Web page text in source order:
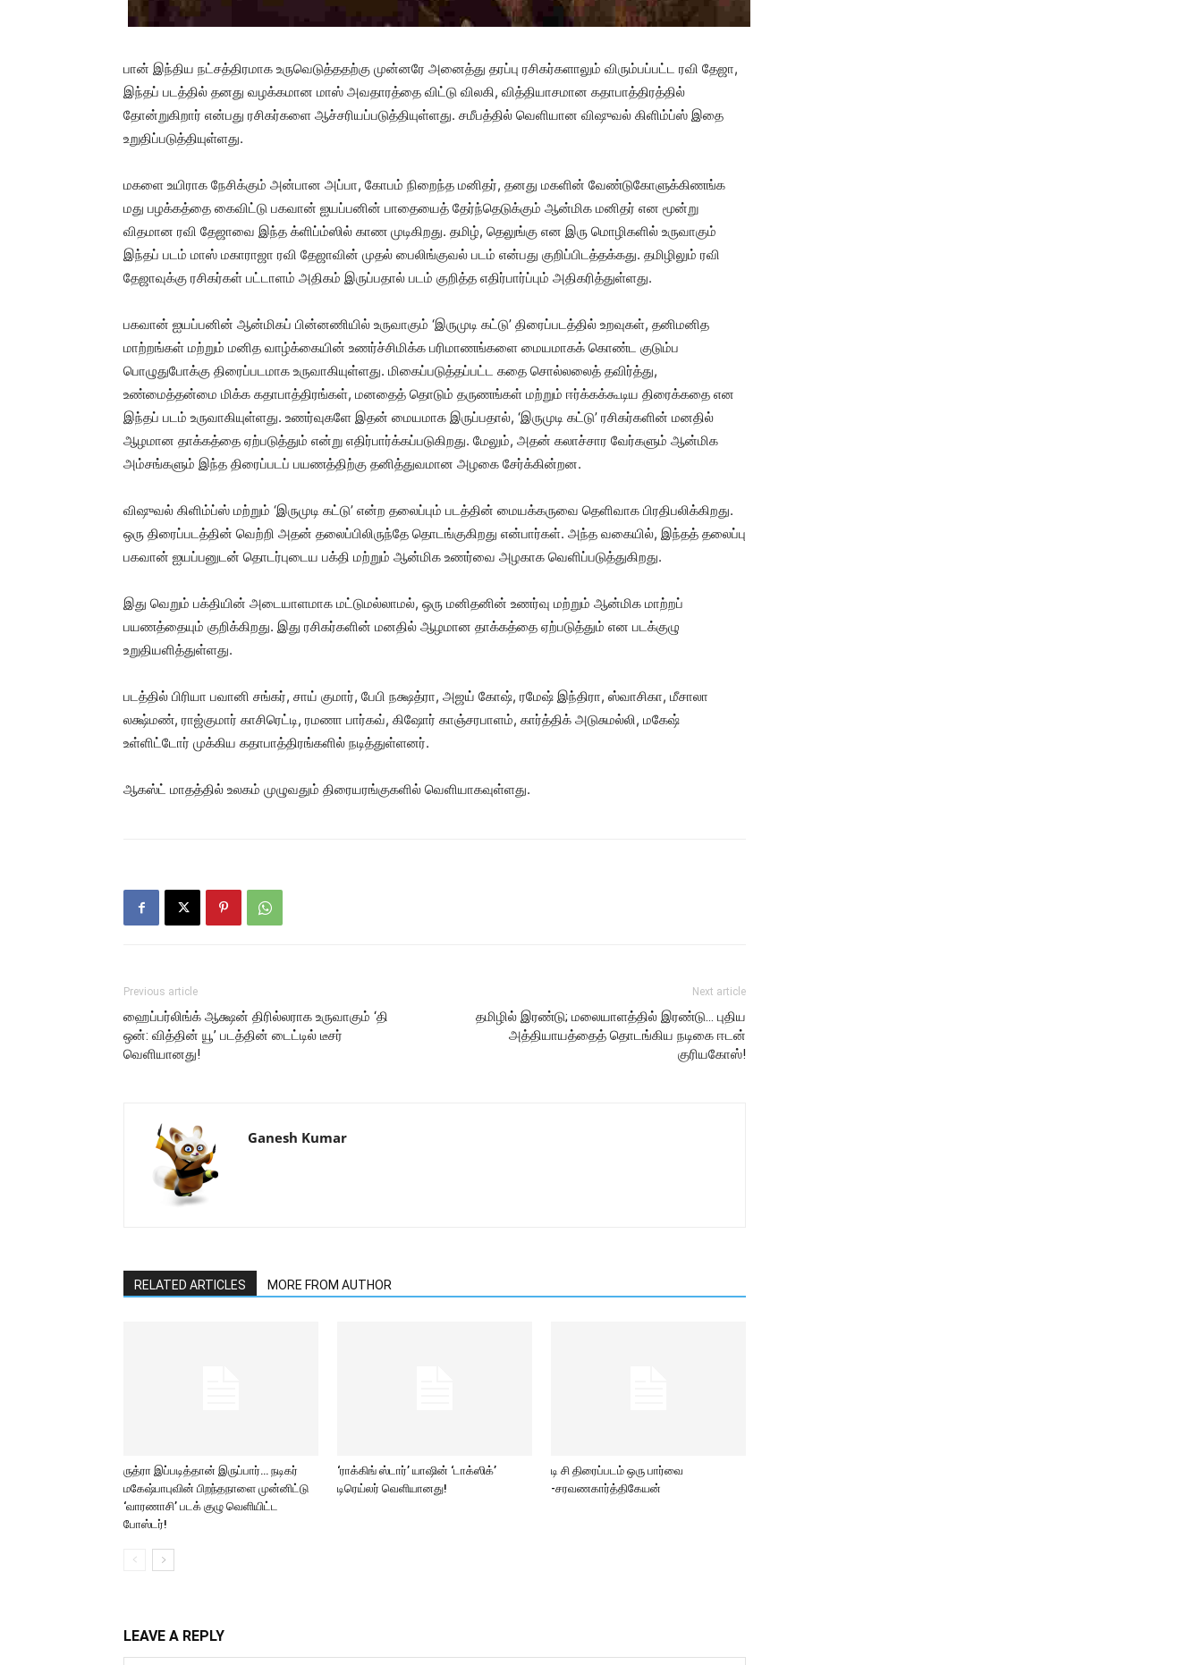
பான் இந்திய நட்சத்திரமாக உருவெடுத்ததற்கு முன்னரே அனைத்து தரப்பு ரசிகர்களாலும் விரும்பப்பட்ட ரவி தேஜா,
இந்தப் படத்தில் தனது வழக்கமான மாஸ் அவதாரத்தை விட்டு விலகி, வித்தியாசமான கதாபாத்திரத்தில்
தோன்றுகிறார் என்பது ரசிகர்களை ஆச்சரியப்படுத்தியுள்ளது. சமீபத்தில் வெளியான விஷுவல் கிளிம்ப்ஸ் இதை
உறுதிப்படுத்தியுள்ளது.
மகளை உயிராக நேசிக்கும் அன்பான அப்பா, கோபம் நிறைந்த மனிதர், தனது மகளின் வேண்டுகோளுக்கிணங்க
மது பழக்கத்தை கைவிட்டு பகவான் ஐயப்பனின் பாதையைத் தேர்ந்தெடுக்கும் ஆன்மிக மனிதர் என மூன்று
விதமான ரவி தேஜாவை இந்த க்ளிப்ம்ஸில் காண முடிகிறது. தமிழ், தெலுங்கு என இரு மொழிகளில் உருவாகும்
இந்தப் படம் மாஸ் மகாராஜா ரவி தேஜாவின் முதல் பைலிங்குவல் படம் என்பது குறிப்பிடத்தக்கது. தமிழிலும் ரவி
தேஜாவுக்கு ரசிகர்கள் பட்டாளம் அதிகம் இருப்பதால் படம் குறித்த எதிர்பார்ப்பும் அதிகரித்துள்ளது.
பகவான் ஐயப்பனின் ஆன்மிகப் பின்னணியில் உருவாகும் ‘இருமுடி கட்டு’ திரைப்படத்தில் உறவுகள், தனிமனித
மாற்றங்கள் மற்றும் மனித வாழ்க்கையின் உணர்ச்சிமிக்க பரிமாணங்களை மையமாகக் கொண்ட குடும்ப
பொழுதுபோக்கு திரைப்படமாக உருவாகியுள்ளது. மிகைப்படுத்தப்பட்ட கதை சொல்லலைத் தவிர்த்து,
உண்மைத்தன்மை மிக்க கதாபாத்திரங்கள், மனதைத் தொடும் தருணங்கள் மற்றும் ஈர்க்கக்கூடிய திரைக்கதை என
இந்தப் படம் உருவாகியுள்ளது. உணர்வுகளே இதன் மையமாக இருப்பதால், ‘இருமுடி கட்டு’ ரசிகர்களின் மனதில்
ஆழமான தாக்கத்தை ஏற்படுத்தும் என்று எதிர்பார்க்கப்படுகிறது. மேலும், அதன் கலாச்சார வேர்களும் ஆன்மிக
அம்சங்களும் இந்த திரைப்படப் பயணத்திற்கு தனித்துவமான அழகை சேர்க்கின்றன.
விஷுவல் கிளிம்ப்ஸ் மற்றும் ‘இருமுடி கட்டு’ என்ற தலைப்பும் படத்தின் மையக்கருவை தெளிவாக பிரதிபலிக்கிறது.
ஒரு திரைப்படத்தின் வெற்றி அதன் தலைப்பிலிருந்தே தொடங்குகிறது என்பார்கள். அந்த வகையில், இந்தத் தலைப்பு
பகவான் ஐயப்பனுடன் தொடர்புடைய பக்தி மற்றும் ஆன்மிக உணர்வை அழகாக வெளிப்படுத்துகிறது.
இது வெறும் பக்தியின் அடையாளமாக மட்டுமல்லாமல், ஒரு மனிதனின் உணர்வு மற்றும் ஆன்மிக மாற்றப்
பயணத்தையும் குறிக்கிறது. இது ரசிகர்களின் மனதில் ஆழமான தாக்கத்தை ஏற்படுத்தும் என படக்குழு
உறுதியளித்துள்ளது.
படத்தில் பிரியா பவானி சங்கர், சாய் குமார், பேபி நக்ஷத்ரா, அஜய் கோஷ், ரமேஷ் இந்திரா, ஸ்வாசிகா, மீசாலா
லக்ஷ்மண், ராஜ்குமார் காசிரெட்டி, ரமணா பார்கவ், கிஷோர் காஞ்சரபாளம், கார்த்திக் அடுசுமல்லி, மகேஷ்
உள்ளிட்டோர் முக்கிய கதாபாத்திரங்களில் நடித்துள்ளனர்.
ஆகஸ்ட் மாதத்தில் உலகம் முழுவதும் திரையரங்குகளில் வெளியாகவுள்ளது.
Previous article
ஹைப்பர்லிங்க் ஆக்ஷன் திரில்லராக உருவாகும் ‘தி
ஒன்: வித்தின் யூ’ படத்தின் டைட்டில் டீசர்
வெளியானது!
Next article
தமிழில் இரண்டு; மலையாளத்தில் இரண்டு… புதிய
அத்தியாயத்தைத் தொடங்கிய நடிகை ஈடன்
குரியகோஸ்!
Ganesh Kumar
RELATED ARTICLES MORE FROM AUTHOR
ருத்ரா இப்படித்தான் இருப்பார்… நடிகர்
மகேஷ்பாபுவின் பிறந்தநாளை முன்னிட்டு
‘வாரணாசி’ படக் குழு வெளியிட்ட
போஸ்டர்!
‘ராக்கிங் ஸ்டார்’ யாஷின் ‘டாக்ஸிக்’
டிரெய்லர் வெளியானது!
டி சி திரைப்படம் ஒரு பார்வை
-சரவணகார்த்திகேயன்
LEAVE A REPLY